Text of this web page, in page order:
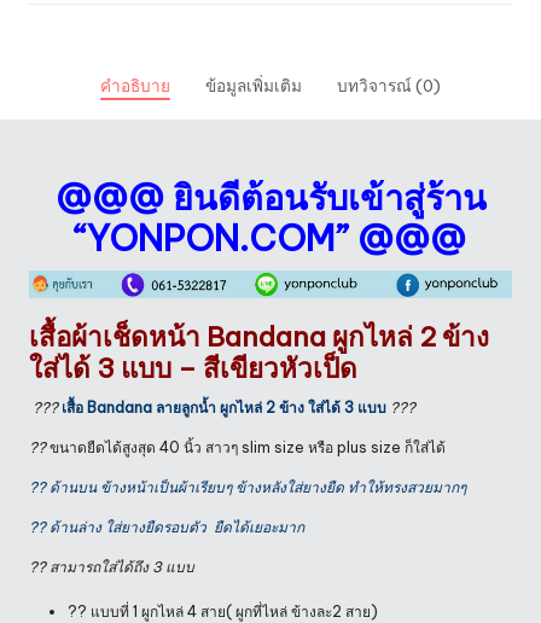
ชิ้น
คำอธิบาย ข้อมูลเพิ่มเติม บทวิจารณ์ (0)
@@@ ยินดีต้อนรับเข้าสู่ร้าน
“YONPON.COM” @@@
เสื้อผ้าเช็ดหน้า Bandana ผูกไหล่ 2 ข้าง
ใส่ได้ 3 แบบ – สีเขียวหัวเป็ด
??? เสื้อ Bandana ลายลูกน้ำ ผูกไหล่ 2 ข้าง ใส่ได้ 3 แบบ ???
??ขนาดยืดได้สูงสุด 40 นิ้ว สาวๆ slim size หรือ plus size ก็ใส่ได้
?? ด้านบน ข้างหน้าเป็นผ้าเรียบๆ ข้างหลังใส่ยางยืด ทำให้ทรงสวยมากๆ
?? ด้านล่าง ใส่ยางยืดรอบตัว ยืดได้เยอะมาก
?? สามารถใส่ได้ถึง 3 แบบ
?? แบบที่ 1 ผูกไหล่ 4 สาย( ผูกที่ไหล่ ข้างละ2 สาย)